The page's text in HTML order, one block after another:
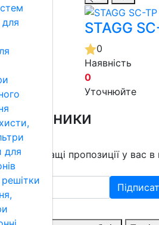
для
решітки
STAGG
0
Наявність
0
Уточнюйте
виробники
Кращі пропозиції у вас в